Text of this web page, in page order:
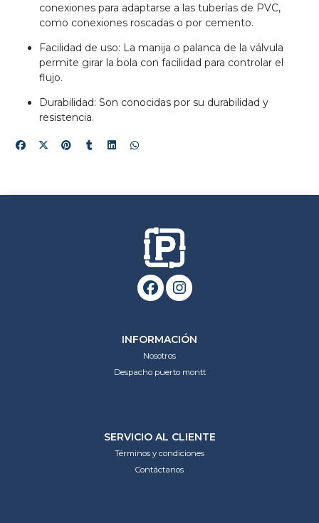
conexiones para adaptarse a las tuberías de PVC,
como conexiones roscadas o por cemento.
Facilidad de uso: La manija o palanca de la válvula
permite girar la bola con facilidad para controlar el
flujo.
Durabilidad: Son conocidas por su durabilidad y
resistencia.
INFORMACIÓN
Nosotros
Despacho puerto montt
SERVICIO AL CLIENTE
Términos y condiciones
Contáctanos